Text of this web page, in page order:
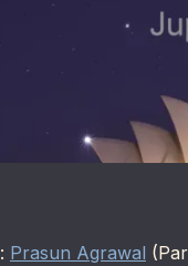
: Prasun Agrawal